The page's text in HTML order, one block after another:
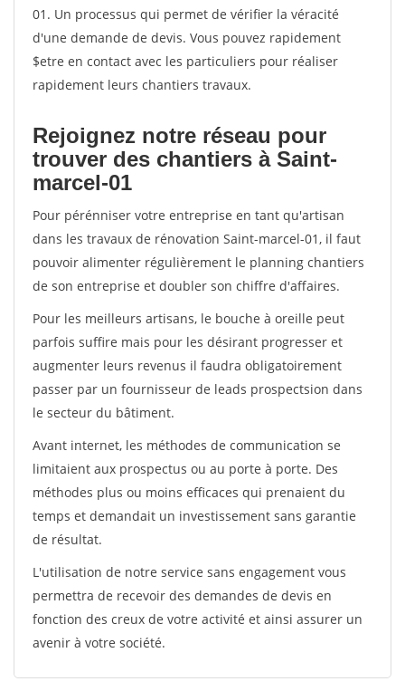
01. Un processus qui permet de vérifier la véracité
d'une demande de devis. Vous pouvez rapidement
$etre en contact avec les particuliers pour réaliser
rapidement leurs chantiers travaux.
Rejoignez notre réseau pour
trouver des chantiers à Saint-
marcel-01
Pour pérénniser votre entreprise en tant qu'artisan
dans les travaux de rénovation Saint-marcel-01, il faut
pouvoir alimenter régulièrement le planning chantiers
de son entreprise et doubler son chiffre d'affaires.
Pour les meilleurs artisans, le bouche à oreille peut
parfois suffire mais pour les désirant progresser et
augmenter leurs revenus il faudra obligatoirement
passer par un fournisseur de leads prospectsion dans
le secteur du bâtiment.
Avant internet, les méthodes de communication se
limitaient aux prospectus ou au porte à porte. Des
méthodes plus ou moins efficaces qui prenaient du
temps et demandait un investissement sans garantie
de résultat.
L'utilisation de notre service sans engagement vous
permettra de recevoir des demandes de devis en
fonction des creux de votre activité et ainsi assurer un
avenir à votre société.